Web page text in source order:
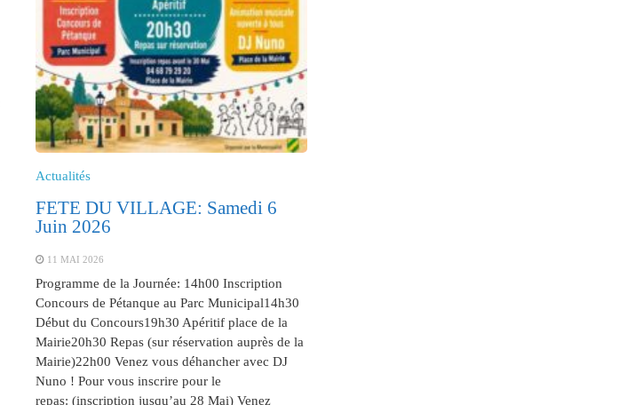
Actualités
FETE DU VILLAGE: Samedi 6
Juin 2026
11 MAI 2026
Programme de la Journée: 14h00 Inscription
Concours de Pétanque au Parc Municipal14h30
Début du Concours19h30 Apéritif place de la
Mairie20h30 Repas (sur réservation auprès de la
Mairie)22h00 Venez vous déhancher avec DJ
Nuno ! Pour vous inscrire pour le
repas: (inscription jusqu’au 28 Mai) Venez